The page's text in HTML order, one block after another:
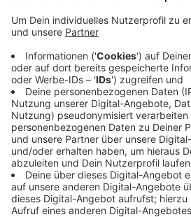
Supermarktparkplatz an der
ein Kleinkind in einem Auto
stand Freitagabend in der
nicht bewegt. Die gerufene
eine Scheibe eingeschlagen.
alte Junge wirkte benommen.
ihn untersucht. Ins
nicht. Die Eltern haben später
kurz mit dem anderen Kind zur
Veröffentlicht:Montag, 01.07.2019